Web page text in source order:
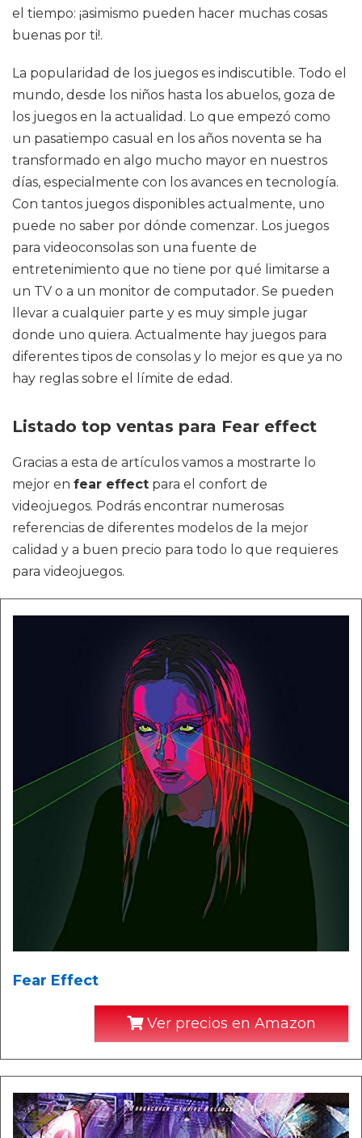
el tiempo: ¡asimismo pueden hacer muchas cosas
buenas por ti!.
La popularidad de los juegos es indiscutible. Todo el
mundo, desde los niños hasta los abuelos, goza de
los juegos en la actualidad. Lo que empezó como
un pasatiempo casual en los años noventa se ha
transformado en algo mucho mayor en nuestros
días, especialmente con los avances en tecnología.
Con tantos juegos disponibles actualmente, uno
puede no saber por dónde comenzar. Los juegos
para videoconsolas son una fuente de
entretenimiento que no tiene por qué limitarse a
un TV o a un monitor de computador. Se pueden
llevar a cualquier parte y es muy simple jugar
donde uno quiera. Actualmente hay juegos para
diferentes tipos de consolas y lo mejor es que ya no
hay reglas sobre el límite de edad.
Listado top ventas para Fear effect
Gracias a esta de artículos vamos a mostrarte lo
mejor en fear effect para el confort de
videojuegos. Podrás encontrar numerosas
referencias de diferentes modelos de la mejor
calidad y a buen precio para todo lo que requieres
para videojuegos.
Fear Effect
Ver precios en Amazon